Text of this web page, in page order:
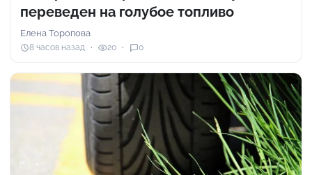
переведен на голубое топливо
Елена Торопова
8 часов назад 20 0